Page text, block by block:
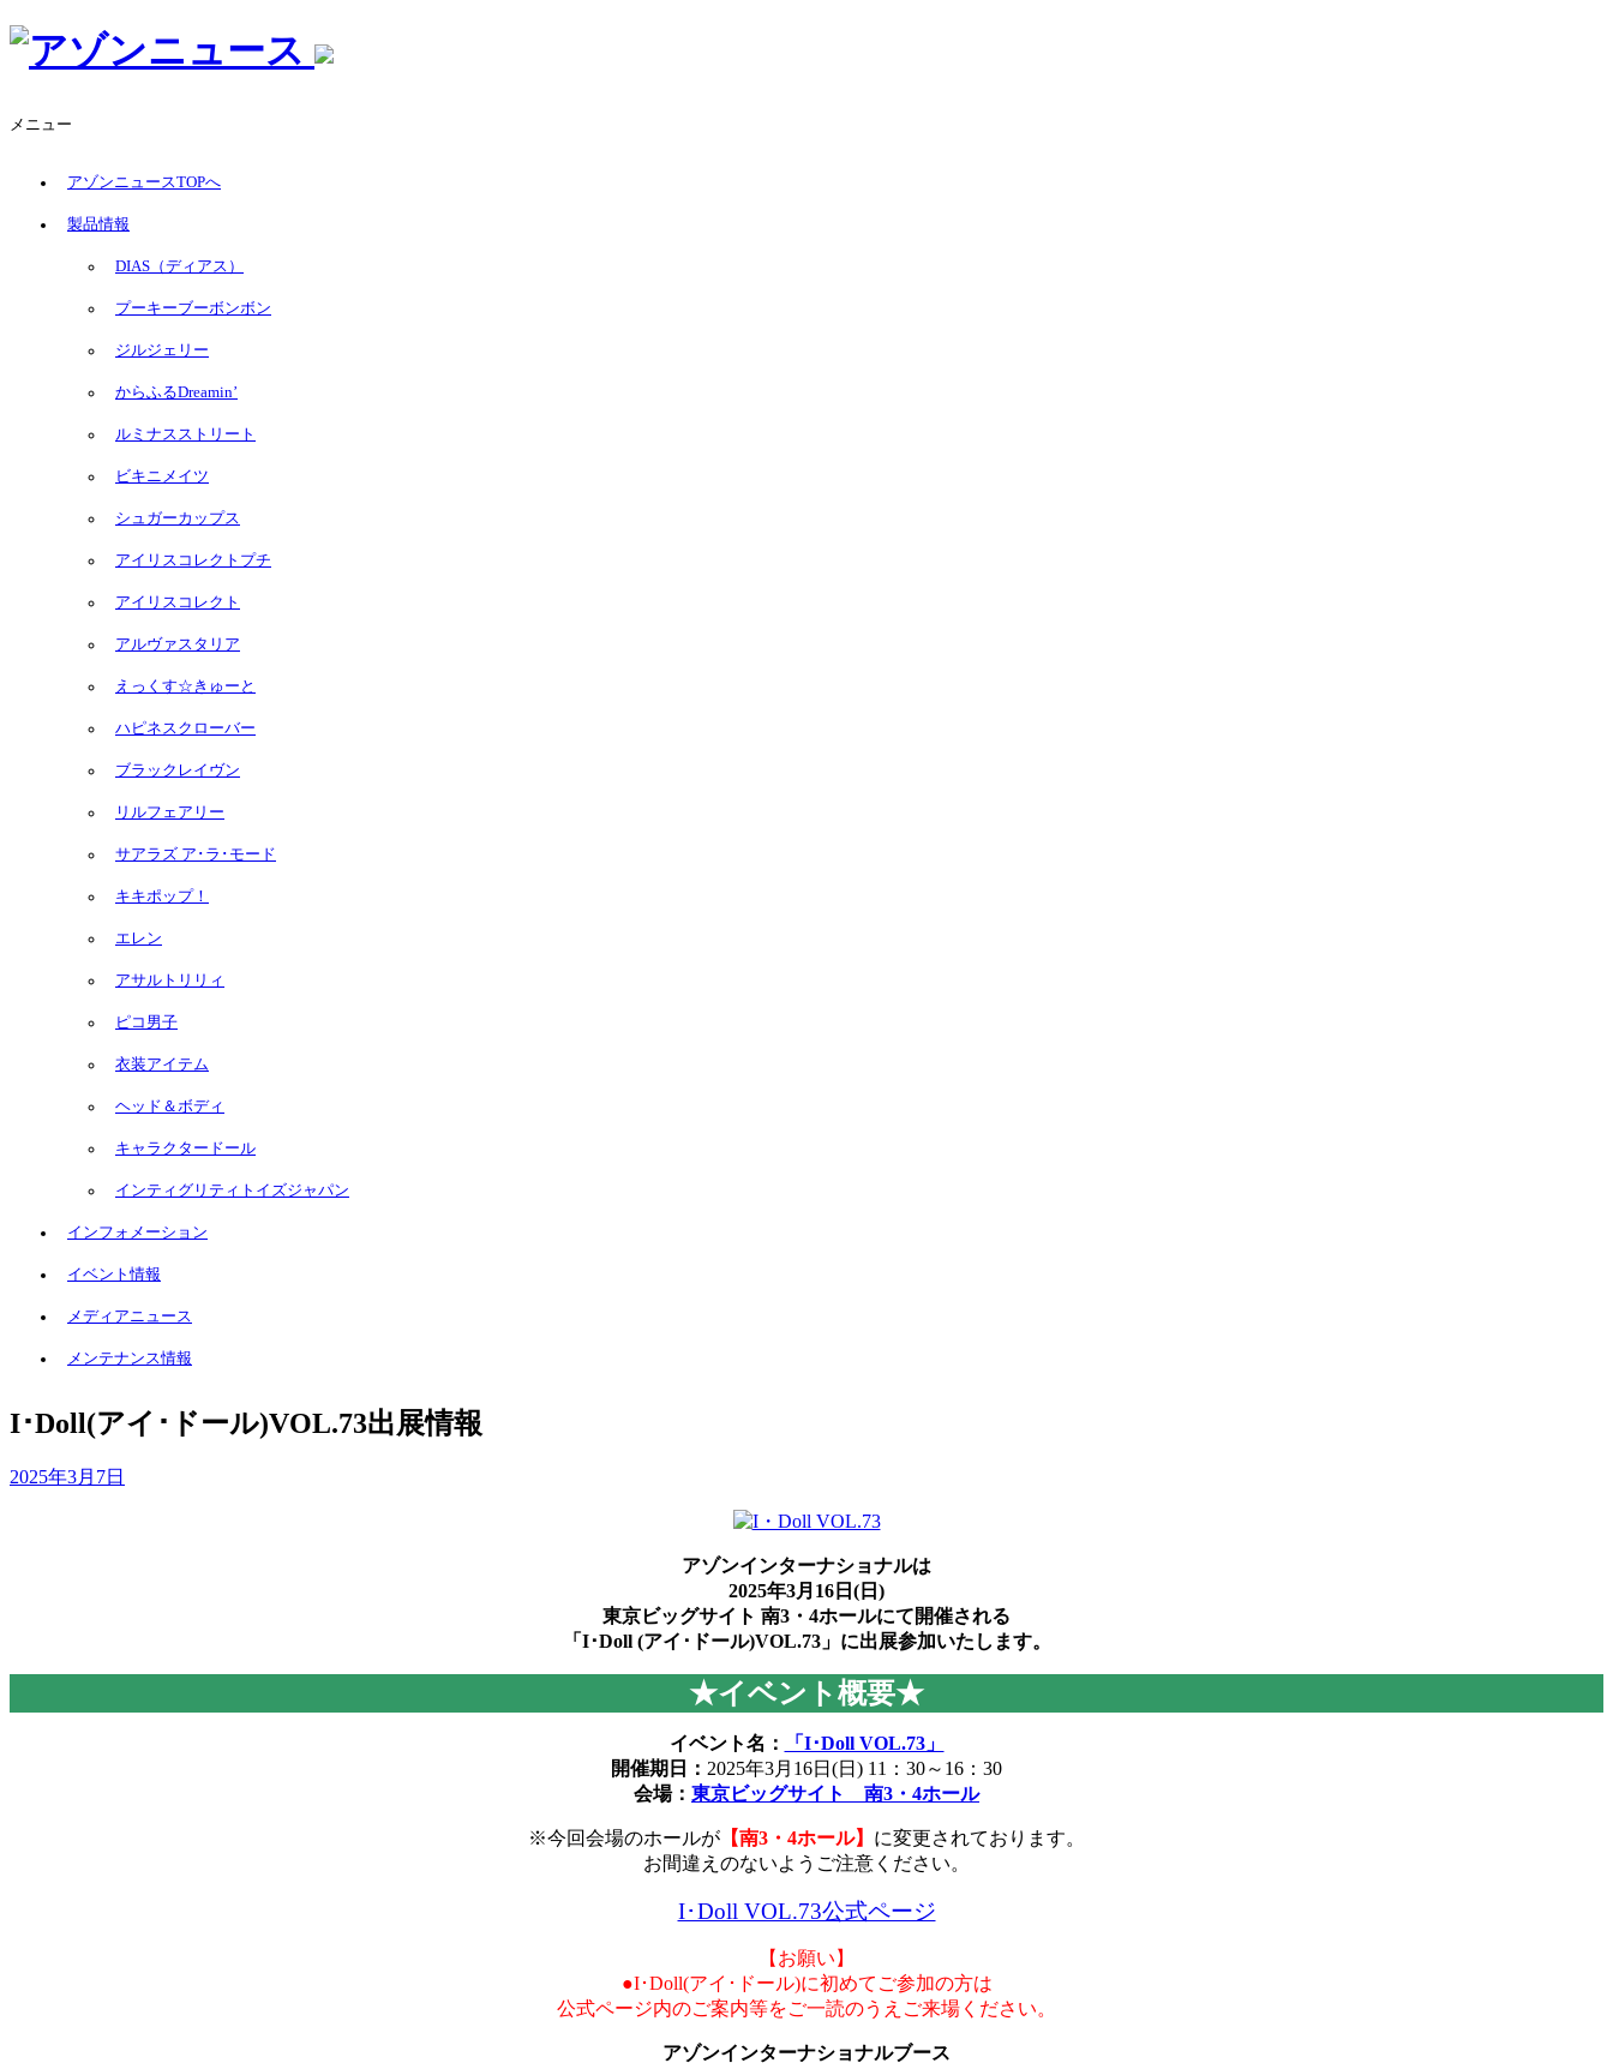
コ
ツ
メニュー
アゾンニュースTOPへ
製品情報
DIAS（ディアス）
プーキーブーボンボン
ジルジェリー
からふるDreamin’
ルミナスストリート
ビキニメイツ
シュガーカップス
アイリスコレクトプチ
アイリスコレクト
アルヴァスタリア
えっくす☆きゅーと
ハピネスクローバー
ブラックレイヴン
リルフェアリー
サアラズ ア･ラ･モード
キキポップ！
エレン
アサルトリリィ
ピコ男子
衣装アイテム
ヘッド＆ボディ
キャラクタードール
インティグリティトイズジャパン
インフォメーション
イベント情報
メディアニュース
メンテナンス情報
I･Doll(アイ･ドール)VOL.73出展情報
2025年3月7日
アゾンインターナショナルは
2025年3月16日(日)
東京ビッグサイト 南3・4ホールにて開催される
「I･Doll (アイ･ドール)VOL.73」に出展参加いたします。
★イベント概要★
イベント名：
「I･Doll VOL.73」
開催期日： 2025年3月16日(日) 11：30～16：30
会場： 東京ビッグサイト 南3・4ホール
※今回会場のホールが 【南3・4ホール】 に変更されております。
お間違えのないようご注意ください。
I･Doll VOL.73公式ページ
【お願い】
●I･Doll(アイ･ドール)に初めてご参加の方は
公式ページ内のご案内等をご一読のうえご来場ください。
アゾンインターナショナルブース